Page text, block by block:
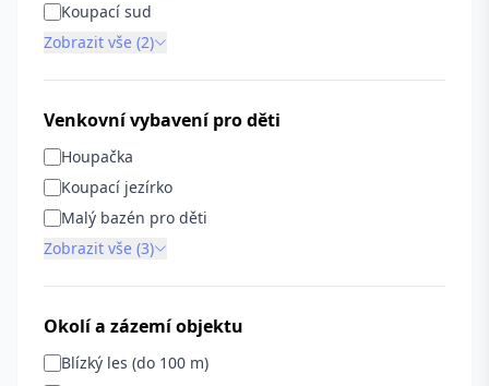
Koupací sud
Zobrazit vše (2)
Venkovní vybavení pro děti
Houpačka
Koupací jezírko
Malý bazén pro děti
Zobrazit vše (3)
Okolí a zázemí objektu
Blízký les (do 100 m)